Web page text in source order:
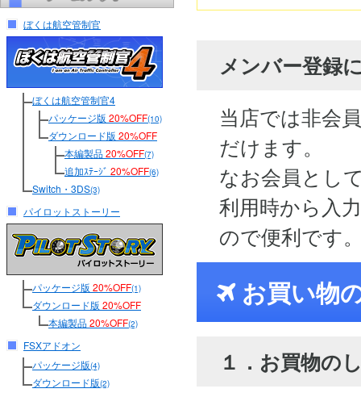
ぼくは航空管制官
ぼくは航空管制官4
パッケージ版 20%OFF(10)
ダウンロード版 20%OFF
本編製品20%OFF(7)
追加ｽﾃｰｼﾞ 20%OFF(6)
Switch・3DS(3)
パイロットストーリー
パッケージ版 20%OFF(1)
ダウンロード版 20%OFF
本編製品20%OFF(2)
FSXアドオン
パッケージ版(4)
ダウンロード版(2)
メンバー登録
当店では非会
だけます。
なお会員とし
利用時から入
ので便利です
お買い物
１．お買物の